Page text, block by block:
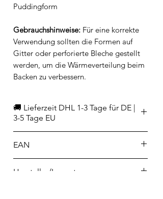
Puddingform
Gebrauchshinweise: Für eine korrekte
Verwendung sollten die Formen auf
Gitter oder perforierte Bleche gestellt
werden, um die Wärmeverteilung beim
Backen zu verbessern.
🚚 Lieferzeit DHL 1-3 Tage für DE |
3-5 Tage EU
EAN
Hersteller/Importeur